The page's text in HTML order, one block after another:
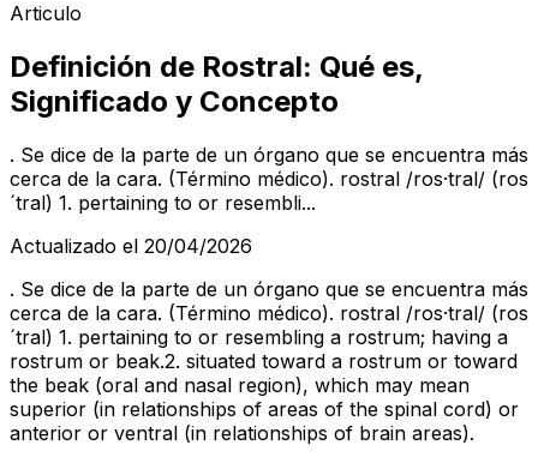
Articulo
Definición de Rostral: Qué es,
Significado y Concepto
. Se dice de la parte de un órgano que se encuentra más
cerca de la cara. (Término médico). rostral /ros·tral/ (ros
´tral) 1. pertaining to or resembli...
Actualizado el 20/04/2026
. Se dice de la parte de un órgano que se encuentra más
cerca de la cara. (Término médico). rostral /ros·tral/ (ros
´tral) 1. pertaining to or resembling a rostrum; having a
rostrum or beak.2. situated toward a rostrum or toward
the beak (oral and nasal region), which may mean
superior (in relationships of areas of the spinal cord) or
anterior or ventral (in relationships of brain areas).